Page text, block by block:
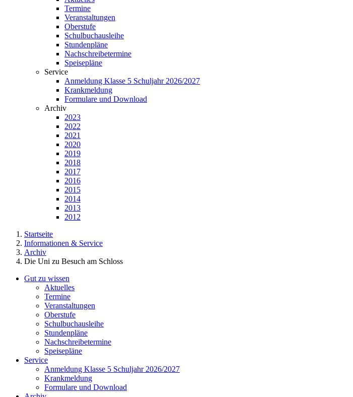
Termine
Veranstaltungen
Oberstufe
Schulbuchausleihe
Stundenpläne
Nachschreibetermine
Speisepläne
Service
Anmeldung Klasse 5 Schuljahr 2026/2027
Krankmeldung
Formulare und Download
Archiv
2023
2022
2021
2020
2019
2018
2017
2016
2015
2014
2013
2012
Startseite
Informationen & Service
Archiv
Die Uni zu Besuch am Schloss
Gut zu wissen
Aktuelles
Termine
Veranstaltungen
Oberstufe
Schulbuchausleihe
Stundenpläne
Nachschreibetermine
Speisepläne
Service
Anmeldung Klasse 5 Schuljahr 2026/2027
Krankmeldung
Formulare und Download